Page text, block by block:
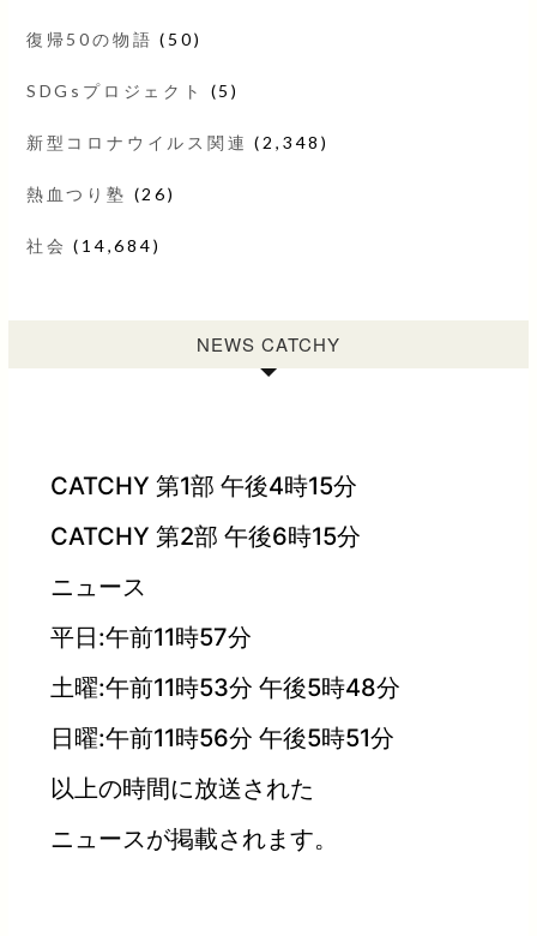
復帰50の物語 (50)
SDGsプロジェクト (5)
新型コロナウイルス関連 (2,348)
熱血つり塾 (26)
社会 (14,684)
NEWS CATCHY
CATCHY 第1部 午後4時15分
CATCHY 第2部 午後6時15分
ニュース
平日:午前11時57分
土曜:午前11時53分 午後5時48分
日曜:午前11時56分 午後5時51分
以上の時間に放送された
ニュースが掲載されます。